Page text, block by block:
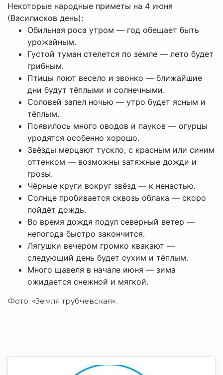
Некоторые народные приметы на 4 июня
(Василисков день):
Обильная роса утром — год обещает быть
урожайным.
Густой туман стелется по земле — лето будет
грибным.
Птицы поют весело и звонко — ближайшие
дни будут тёплыми и солнечными.
Соловей запел ночью — утро будет ясным и
тёплым.
Появилось много оводов и пауков — огурцы
уродятся особенно хорошо.
Звёзды мерцают тускло, с красным или синим
оттенком — возможны затяжные дожди и
грозы.
Чёрные круги вокруг звёзд — к ненастью.
Солнце пробивается сквозь облака — скоро
пойдёт дождь.
Во время дождя подул северный ветер —
непогода быстро закончится.
Лягушки вечером громко квакают —
следующий день будет сухим и тёплым.
Много щавеля в начале июня — зима
ожидается снежной и мягкой.
Фото: «Земля трубчевская».